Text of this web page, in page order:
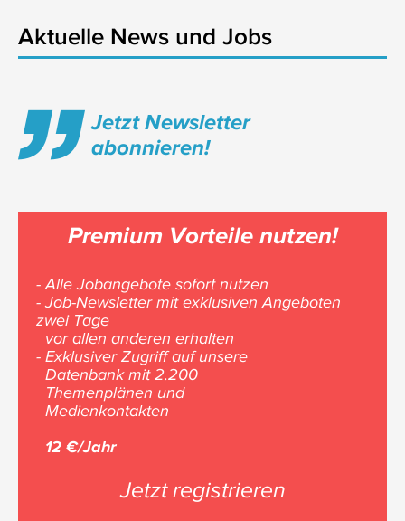
Aktuelle News und Jobs
Jetzt Newsletter
abonnieren!
Premium Vorteile nutzen!
- Alle Jobangebote sofort nutzen
- Job-Newsletter mit exklusiven Angeboten
zwei Tage
vor allen anderen erhalten
- Exklusiver Zugriff auf unsere
Datenbank mit 2.200
Themenplänen und
Medienkontakten
12 €/Jahr
Jetzt registrieren